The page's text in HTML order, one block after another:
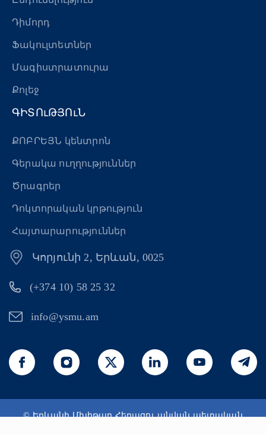
Դիմորդ
Ֆակուլտետներ
Մագիստրատուրա
Քոլեջ
ԳԻՏՈւԹՅՈւՆ
ՔՈԲՐԵՅՆ կենտրոն
Գերակա ուղղություններ
Ծրագրեր
Դոկտորական կրթություն
Հայտարարություններ
Կորյունի 2, Երևան, 0025
(+374 10) 58 25 32
info@ysmu.am
© Երևանի Մխիթար Հերացու անվան պետական